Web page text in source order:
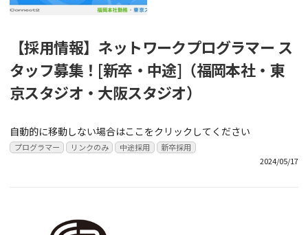
【採用情報】ネットワークプログラマー ス
タッフ募集！[新卒・中途]（福岡本社・東
京スタジオ・大阪スタジオ）
自動的に移動しない場合はここをクリックしてください
プログラマー リンクのみ 中途採用
新卒採用
2024/05/17